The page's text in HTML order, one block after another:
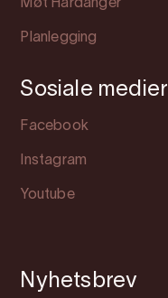
Møt Hardanger
Planlegging
Sosiale medier
Facebook
Instagram
Youtube
Nyhetsbrev